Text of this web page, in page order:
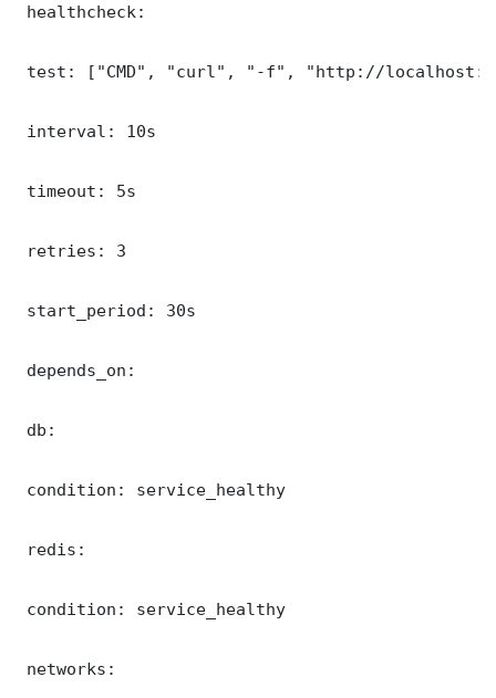
healthcheck:
test: ["CMD", "curl", "-f", "http://
interval: 10s
timeout: 5s
retries: 3
start_period: 30s
depends_on:
db:
condition: service_healthy
redis:
condition: service_healthy
networks: